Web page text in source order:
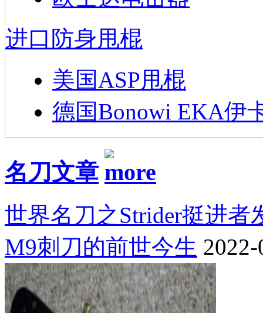
进口防身甩棍
美国ASP甩棍
德国Bonowi EKA伊
名刀文章
世界名刀之Strider挺进者
M9刺刀的前世今生